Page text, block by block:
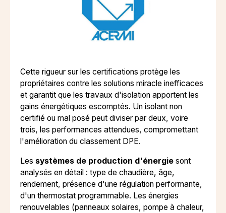
Cette rigueur sur les certifications protège les
propriétaires contre les solutions miracle inefficaces
et garantit que les travaux d'isolation apportent les
gains énergétiques escomptés. Un isolant non
certifié ou mal posé peut diviser par deux, voire
trois, les performances attendues, compromettant
l'amélioration du classement DPE.
Les systèmes de production d'énergiesont
analysés en détail : type de chaudière, âge,
rendement, présence d'une régulation performante,
d'un thermostat programmable. Les énergies
renouvelables (panneaux solaires, pompe à chaleur,